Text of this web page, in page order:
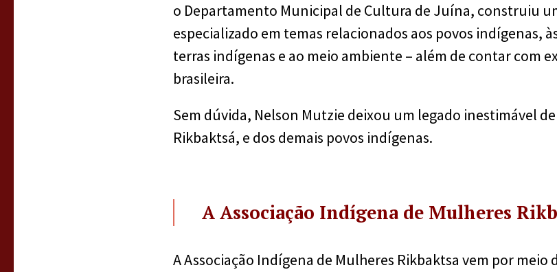
o Departamento Municipal de Cultura de Juína, construiu
especializado em temas relacionados aos povos indígenas,
terras indígenas e ao meio ambiente – além de contar com
brasileira.
Sem dúvida, Nelson Mutzie deixou um legado inestimável
Rikbaktsá, e dos demais povos indígenas.
A Associação Indígena de Mulheres
A Associação Indígena de Mulheres Rikbaktsa vem por